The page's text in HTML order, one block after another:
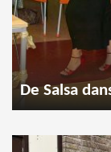
De Salsa